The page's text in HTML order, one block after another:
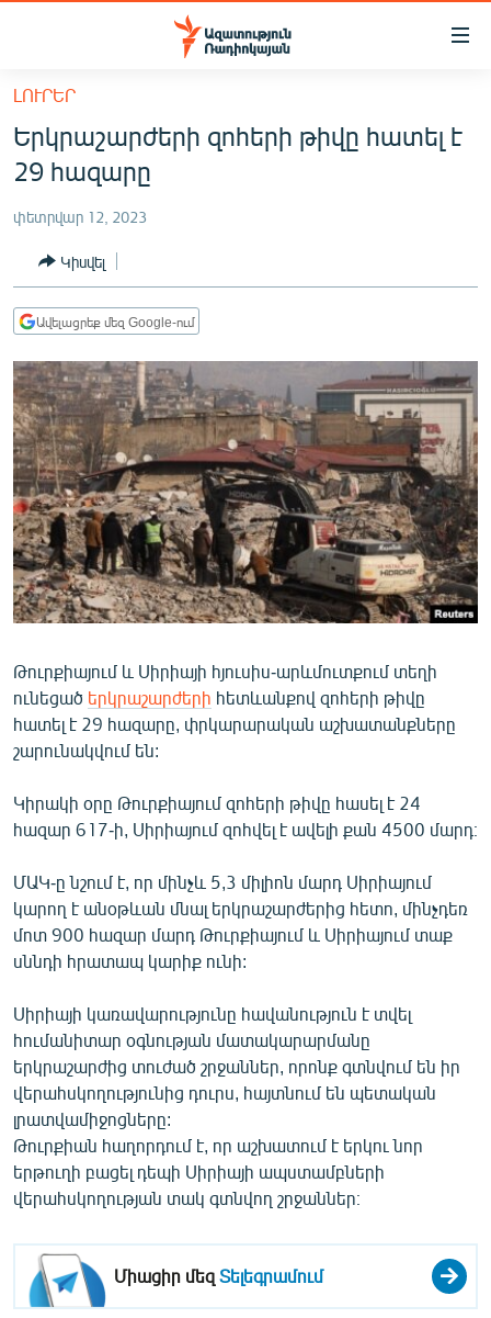
Մատչելիության
հիմնական
բովանդակությանը
Անցնել
հիմնական
մենյուին
ՀԱՅԱՍՏԱՆ
ՔԱՂԱՔԱԿԱՆ
ԸՆՏՐՈՒԹՅՈՒՆՆԵՐ 2026
ԻՐԱՎՈՒՆՔ
ՀԱՍԱՐԱԿՈՒԹՅՈՒՆ
ՂԱՐԱԲԱՂ
ՊԱՏԵՐԱԶՄԻ 6 ՇԱԲԱԹՆԵՐԸ
ՏԱՐԱԾԱՇՐՋԱՆ
ՄԻՋԱԶԳԱՅԻՆ
ՄՇԱԿՈՒՅԹ
ՍՊՈՐՏ
ՄԵԿՆԱԲԱՆՈՒԹՅՈՒՆ
ՏՏ ԵՒ ԻՆՏԵՐՆԵՏ
ԿՈՐՈՆԱՎԻՐՈՒՍ
ԱՐԽԻՎ
ԲԱՆԱՎԵՃ
ՓՈԴՔԱՍԹ
Հայերեն
English
Русский
ՀԵՏԵՎԵՔ ՄԵԶ
«Ազատության» բոլոր կայքերը
ԼՈՒՐԵՐ
Երկրաշարժերի զոհերի թիվը հատել է
29 հազարը
փետրվար 12, 2023
Կիսվել
Ավելացրեք մեզ Google-ում
Թուրքիայում և Սիրիայի հյուսիս-արևմուտքում տեղի
ունեցած երկրաշարժերի հետևանքով զոհերի թիվը
հատել է 29 հազարը, փրկարարական աշխատանքները
շարունակվում են:
Կիրակի օրը Թուրքիայում զոհերի թիվը հասել է 24
հազար 617-ի, Սիրիայում զոհվել է ավելի քան 4500 մարդ։
ՄԱԿ-ը նշում է, որ մինչև 5,3 միլիոն մարդ Սիրիայում
կարող է անօթևան մնալ երկրաշարժերից հետո, մինչդեռ
մոտ 900 հազար մարդ Թուրքիայում և Սիրիայում տաք
սննդի հրատապ կարիք ունի:
Սիրիայի կառավարությունը հավանություն է տվել
հումանիտար օգնության մատակարարմանը
երկրաշարժից տուժած շրջաններ, որոնք գտնվում են իր
վերահսկողությունից դուրս, հայտնում են պետական
լրատվամիջոցները:
Թուրքիան հաղորդում է, որ աշխատում է երկու նոր
երթուղի բացել դեպի Սիրիայի ապստամբների
վերահսկողության տակ գտնվող շրջաններ։
Միացիր մեզՏելեգրամում